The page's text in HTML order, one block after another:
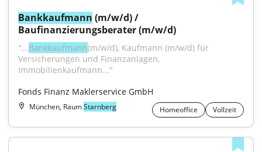
Bankkaufmann (m/w/d) /
Baufinanzierungsberater (m/w/d)
"...Bankkaufmann(m/w/d), Kaufmann (m/w/d) für
Versicherungen und Finanzanlagen,
Immobilienkaufmann..."
Fonds Finanz Maklerservice GmbH
München, RaumStarnberg Homeoffice Vollzeit